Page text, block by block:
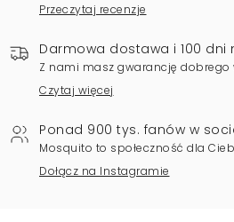
Przeczytaj recenzje
Darmowa dostawa i 100 dni
Z nami masz gwarancję dobrego
Czytaj więcej
Ponad 900 tys. fanów w
Mosquito to społeczność dla
Dołącz na Instagramie